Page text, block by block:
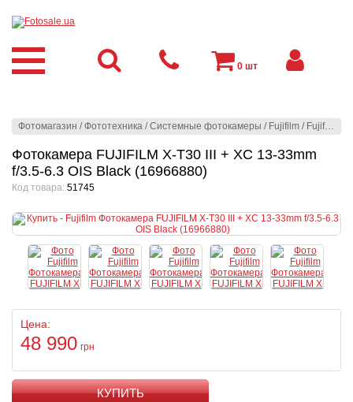
Фотомагазин /Фототехника /Системные фотокамеры / Fujifilm / Fujifilm
Фотокамера FUJIFILM X-T30 III + XC 13-33mm
f/3.5-6.3 OIS Black (16966880)
Код товара: 51745
Цена:
48 990 грн
КУПИТЬ
0 шт